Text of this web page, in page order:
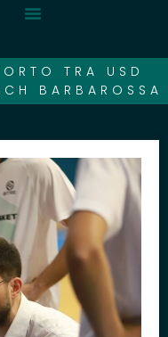
TRA USD
BARBAROSSA